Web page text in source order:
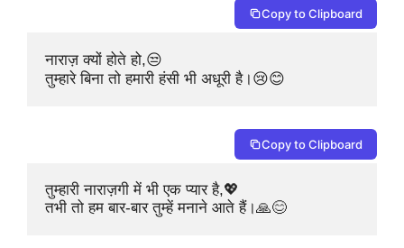
Copy to Clipboard
नाराज़ क्यों होते हो,😒
तुम्हारे बिना तो हमारी हंसी भी अधूरी है।😢😊
Copy to Clipboard
तुम्हारी नाराज़गी में भी एक प्यार है,💖
तभी तो हम बार-बार तुम्हें मनाने आते हैं।🙏😊